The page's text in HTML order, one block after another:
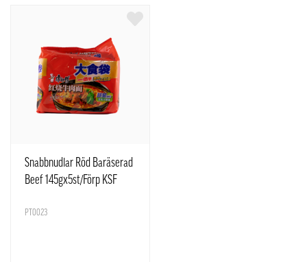
Snabbnudlar Röd Baräserad
Beef 145gx5st/Förp KSF
PT0023